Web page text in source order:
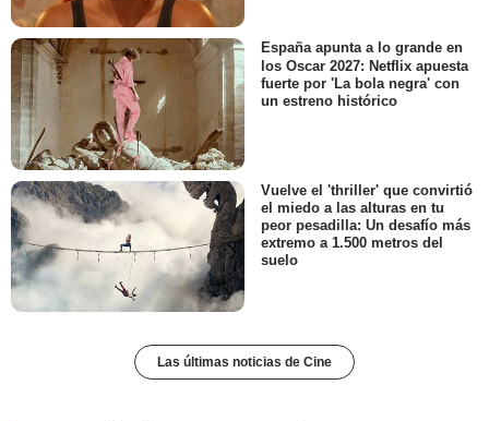
España apunta a lo grande en
los Oscar 2027: Netflix apuesta
fuerte por 'La bola negra' con
un estreno histórico
Vuelve el 'thriller' que convirtió
el miedo a las alturas en tu
peor pesadilla: Un desafío más
extremo a 1.500 metros del
suelo
Las últimas noticias de Cine